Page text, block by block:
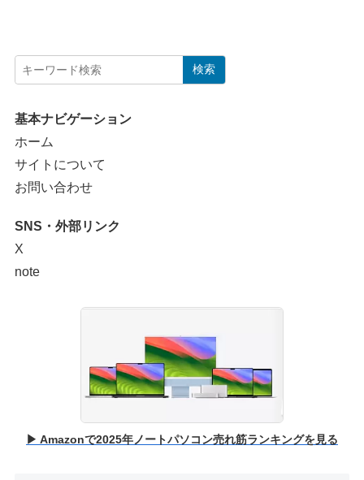
検索
基本ナビゲーション
ホーム
サイトについて
お問い合わせ
SNS・外部リンク
X
note
▶ Amazonで2025年ノートパソコン売れ筋ランキングを見る